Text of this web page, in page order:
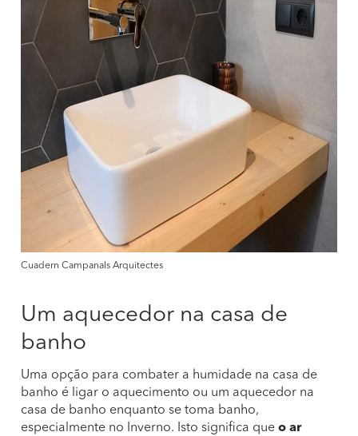
Cuadern Campanals Arquitectes
Um aquecedor na casa de
banho
Uma opção para combater a humidade na casa de
banho é ligar o aquecimento ou um aquecedor na
casa de banho enquanto se toma banho,
especialmente no Inverno. Isto significa que o ar